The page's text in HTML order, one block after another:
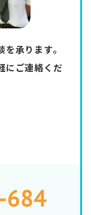
承ります。
にご連絡くだ